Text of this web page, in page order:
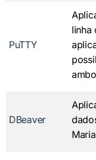
PuTTY
linha
DBeaver